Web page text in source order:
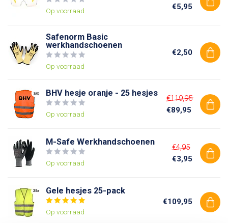
Op voorraad
€5,95
Safenorm Basic
werkhandschoenen
Op voorraad
€2,50
BHV hesje oranje - 25 hesjes
Op voorraad
€119,95
€89,95
M-Safe Werkhandschoenen
Op voorraad
€4,95
€3,95
Gele hesjes 25-pack
Op voorraad
€109,95